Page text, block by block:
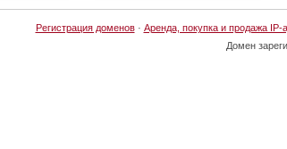
Регистрация доменов· Аренда, покупка и продажа IP-
Домен